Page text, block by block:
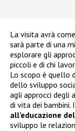
La visita avrà
sarà parte di una
esplorare gli
piccoli e di chi
Lo scopo è quello
dello sviluppo
agli approcci degli
di vita dei bambini.
all’educazione
sviluppo le